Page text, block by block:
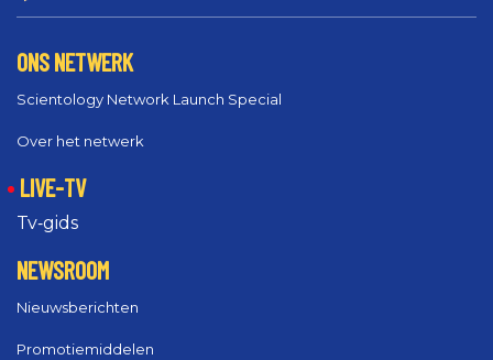
ONS NETWERK
Scientology Network Launch Special
Over het netwerk
LIVE-TV
Tv‑gids
NEWSROOM
Nieuwsberichten
Promotiemiddelen